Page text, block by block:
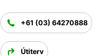
+61 (03) 64270888
Útiterv